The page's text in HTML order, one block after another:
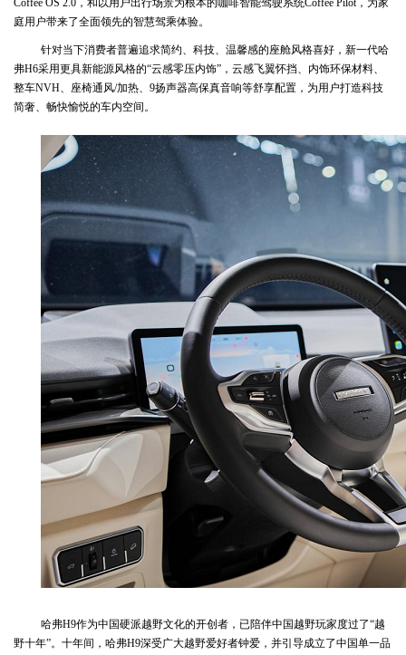
Coffee OS 2.0，和以用户出行场景为根本的咖啡智能驾驶系统Coffee Pilot，为家
庭用户带来了全面领先的智慧驾乘体验。
针对当下消费者普遍追求简约、科技、温馨感的座舱风格喜好，新一代哈
弗H6采用更具新能源风格的“云感零压内饰”，云感飞翼怀挡、内饰环保材料、
整车NVH、座椅通风/加热、9扬声器高保真音响等舒享配置，为用户打造科技
简奢、畅快愉悦的车内空间。
哈弗H9作为中国硬派越野文化的开创者，已陪伴中国越野玩家度过了“越
野十年”。十年间，哈弗H9深受广大越野爱好者钟爱，并引导成立了中国单一品